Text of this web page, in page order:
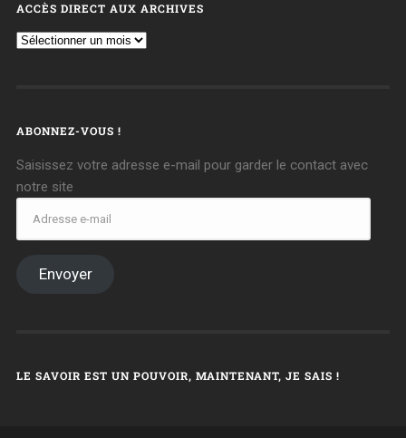
ACCÈS DIRECT AUX ARCHIVES
ABONNEZ-VOUS !
Saisissez votre adresse e-mail pour garder le contact avec
notre site
Envoyer
LE SAVOIR EST UN POUVOIR, MAINTENANT, JE SAIS !